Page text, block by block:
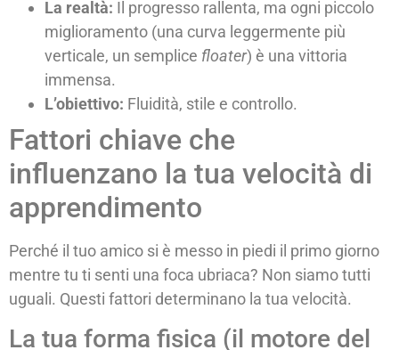
La realtà: Il progresso rallenta, ma ogni piccolo
miglioramento (una curva leggermente più
verticale, un semplice floater) è una vittoria
immensa.
L’obiettivo: Fluidità, stile e controllo.
Fattori chiave che
influenzano la tua velocità di
apprendimento
Perché il tuo amico si è messo in piedi il primo giorno
mentre tu ti senti una foca ubriaca? Non siamo tutti
uguali. Questi fattori determinano la tua velocità.
La tua forma fisica (il motore del